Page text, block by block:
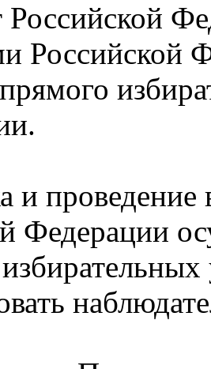
Российской
и
Федерации